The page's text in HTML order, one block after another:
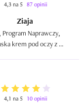
4,3 na 5 87 opinii
Ziaja
Program Naprawczy,
krem pod oczy z
4,1 na 5 10 opinii